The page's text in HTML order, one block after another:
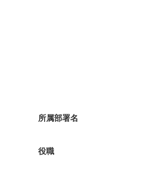
所属部署名
役職